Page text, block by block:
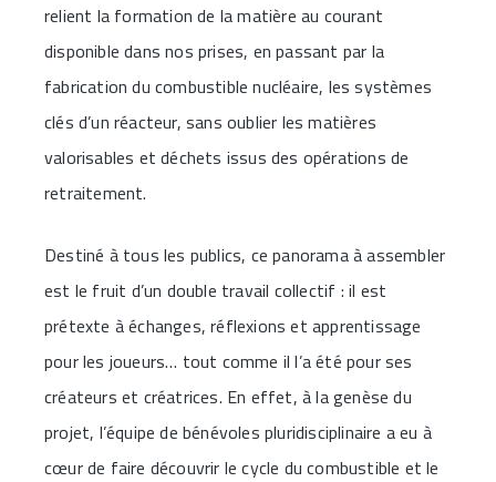
relient la formation de la matière au courant
disponible dans nos prises, en passant par la
fabrication du combustible nucléaire, les systèmes
clés d’un réacteur, sans oublier les matières
valorisables et déchets issus des opérations de
retraitement.
Destiné à tous les publics, ce panorama à assembler
est le fruit d’un double travail collectif : il est
prétexte à échanges, réflexions et apprentissage
pour les joueurs… tout comme il l’a été pour ses
créateurs et créatrices. En effet, à la genèse du
projet, l’équipe de bénévoles pluridisciplinaire a eu à
cœur de faire découvrir le cycle du combustible et le